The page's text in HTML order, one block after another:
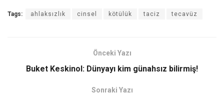
ce
o
st
o
ail ar
Tags: ahlaksızlık cinsel kötülük taciz tecavüz
Önceki Yazı
Buket Keskinol: Dünyayı kim günahsız bilirmiş!
Sonraki Yazı